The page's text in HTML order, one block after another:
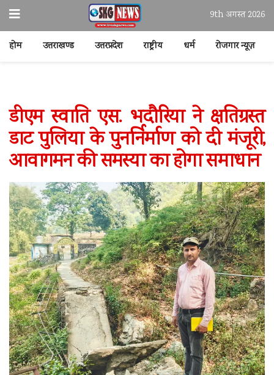
9th अगस्त 2026
होम उत्तराखण्ड उत्तरप्रदेश राष्ट्रीय धर्म रोजगार न्यूज़
डीएम स्वाति एस. भदौरिया ने क्षतिग्रस्त
डाट पुलिया के पुनर्निर्माण को दी मंजूरी,
आवागमन की समस्या का होगा समाधान